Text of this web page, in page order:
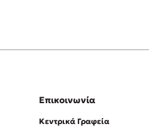
Επικοινωνία
Κεντρικά Γραφεία